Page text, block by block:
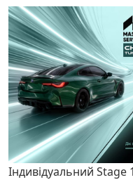
Індивідуальний Stage